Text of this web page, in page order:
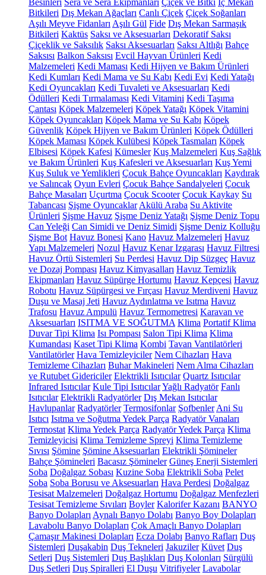
Besinleri Sera ve Sera Ekipmanları Çiçek ve Bitki İç Mekan
Bitkileri Dış Mekan Ağaçları Canlı Çiçek Çiçek Soğanları
Aşılı Meyve Fidanları Aşılı Gül Fide Dış Mekan Sarmaşık
Bitkileri Kaktüs Saksı ve Aksesuarları Dekoratif Saksı
Çiçeklik ve Saksılık Saksı Aksesuarları Saksı Altlığı Bahçe
Saksısı Balkon Saksısı Evcil Hayvan Ürünleri Kedi
Malzemeleri Kedi Maması Kedi Hijyen ve Bakım Ürünleri
Kedi Kumları Kedi Mama ve Su Kabı Kedi Evi Kedi Yatağı
Kedi Oyuncakları Kedi Tuvaleti ve Aksesuarları Kedi
Ödülleri Kedi Tırmalaması Kedi Vitamini Kedi Taşıma
Çantası Köpek Malzemeleri Köpek Yatağı Köpek Vitamini
Köpek Oyuncakları Köpek Mama ve Su Kabı Köpek
Güvenlik Köpek Hijyen ve Bakım Ürünleri Köpek Ödülleri
Köpek Maması Köpek Kulübesi Köpek Tasmaları Köpek
Elbisesi Köpek Kafesi Kümesler Kuş Malzemeleri Kuş Sağlık
ve Bakım Ürünleri Kuş Kafesleri ve Aksesuarları Kuş Yemi
Kuş Suluk ve Yemlikleri Çocuk Bahçe Oyuncakları Kaydırak
ve Salıncak Oyun Evleri Çocuk Bahçe Sandalyeleri Çocuk
Bahçe Masaları Uçurtma Çocuk Scooter Çocuk Kaykay Su
Tabancası Şişme Oyuncaklar Akülü Araba Su Aktivite
Ürünleri Şişme Havuz Şişme Deniz Yatağı Şişme Deniz Topu
Can Yeleği Can Simidi ve Deniz Simidi Şişme Deniz Kolluğu
Şişme Bot Havuz Bonesi Kano Havuz Malzemeleri Havuz
Yapı Malzemeleri Nozul Havuz Kenar Izgarası Havuz Filtresi
Havuz Örtü Sistemleri Su Perdesi Havuz Dip Süzgeç Havuz
ve Dozaj Pompası Havuz Kimyasalları Havuz Temizlik
Ekipmanları Havuz Süpürge Hortumu Havuz Kepçesi Havuz
Robotu Havuz Süpürgesi ve Fırçası Havuz Merdiveni Havuz
Duşu ve Masaj Jeti Havuz Aydınlatma ve Isıtma Havuz
Trafosu Havuz Ampulü Havuz Termometresi Karavan ve
Aksesuarları ISITMA VE SOĞUTMA Klima Portatif Klima
Duvar Tipi Klima Isı Pompası Salon Tipi Klima Klima
Kumandası Kaset Tipi Klima Kombi Tavan Vantilatörleri
Vantilatörler Hava Temizleyiciler Nem Cihazları Hava
Temizleme Cihazları Buhar Makineleri Nem Alma Cihazları
ve Rutubet Gidericiler Elektrikli Isıtıcılar Quartz Isıtıcılar
Infrared Isıtıcılar Kule Tipi IsıtıcılarYağlı Radyatör Fanlı
Isıtıcılar Elektrikli Radyatörler Dış Mekan Isıtıcılar
Havlupanlar Radyatörler Termosifonlar Şofbenler Ani Su
Isıtıcı Isıtma ve Soğutma Yedek Parça Radyatör Vanaları
Termostat Klima Yedek Parça Radyatör Yedek Parça Klima
Temizleyicisi Klima Temizleme Spreyi Klima Temizleme
Sıvısı Şömine Şömine Aksesuarları Elektrikli Şömineler
Bahçe Şömineleri Bacasız Şömineler Güneş Enerji Sistemleri
Soba Doğalgaz Sobası Kuzine Soba Elektrikli Soba Pelet
Soba Soba Borusu ve Aksesuarları Hava Perdesi Doğalgaz
Tesisat Malzemeleri Doğalgaz Hortumu Doğalgaz Menfezleri
Tesisat Temizleme Sıvıları Boyler Kalorifer Kazanı BANYO
Banyo Dolapları Aynalı Banyo Dolabı Banyo Boy Dolapları
Lavabolu Banyo Dolapları Çok Amaçlı Banyo Dolapları
Çamaşır Makinesi Dolapları Ecza Dolabı Banyo Rafları Duş
Sistemleri Duşakabin Duş Tekneleri Jakuziler Küvet Duş
Setleri Duş Sistemleri Duş Başlıkları Duş Kolonları Sürgülü
Duş Setleri Duş Spiralleri El Duşu Vitrifiyeler Lavabolar